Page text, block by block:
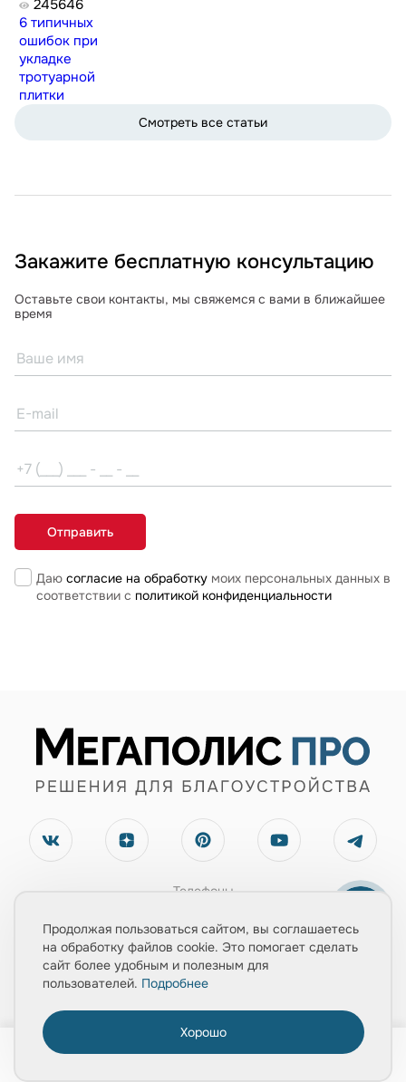
245646
6 типичных
ошибок при
укладке
тротуарной
плитки
Смотреть все статьи
Закажите бесплатную консультацию
Оставьте свои контакты, мы свяжемся с вами в ближайшее
время
Даю согласие на обработкумоих персональных данных в
соответствии с политикой конфиденциальности
Телефоны
+7(903) 543-67-02
Электронная почта
Обратный звонок
Продолжая пользоваться сайтом, вы соглашаетесь
на обработку файлов cookie. Это помогает сделать
сайт более удобным и полезным для
пользователей. Подробнее
Хорошо